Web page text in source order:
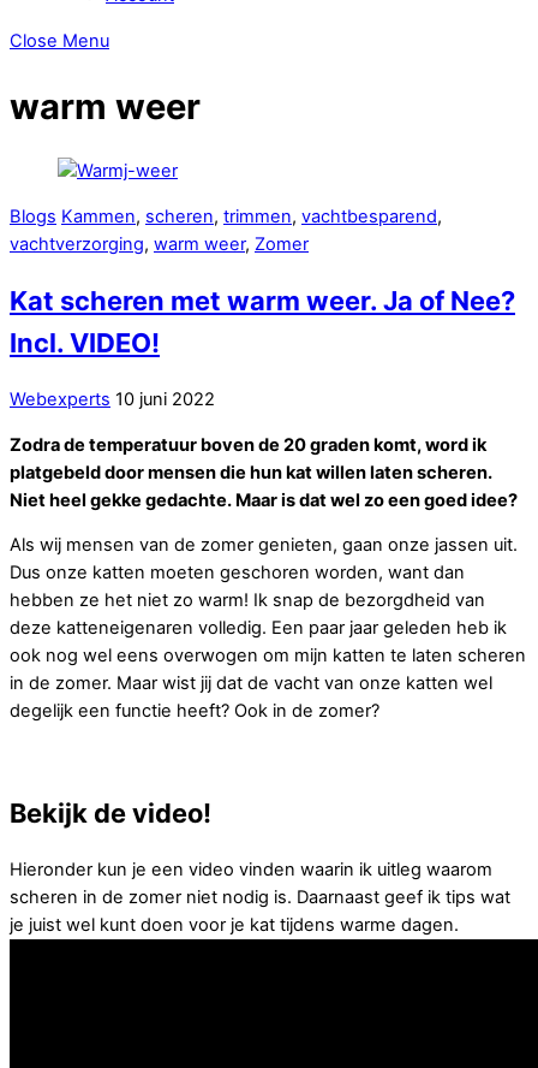
Close Menu
warm weer
Blogs Kammen, scheren, trimmen, vachtbesparend,
vachtverzorging, warm weer, Zomer
Kat scheren met warm weer. Ja of Nee?
Incl. VIDEO!
Webexperts 10 juni 2022
Zodra de temperatuur boven de 20 graden komt, word ik
platgebeld door mensen die hun kat willen laten scheren.
Niet heel gekke gedachte. Maar is dat wel zo een goed idee?
Als wij mensen van de zomer genieten, gaan onze jassen uit.
Dus onze katten moeten geschoren worden, want dan
hebben ze het niet zo warm! Ik snap de bezorgdheid van
deze katteneigenaren volledig. Een paar jaar geleden heb ik
ook nog wel eens overwogen om mijn katten te laten scheren
in de zomer. Maar wist jij dat de vacht van onze katten wel
degelijk een functie heeft? Ook in de zomer?
Bekijk de video!
Hieronder kun je een video vinden waarin ik uitleg waarom
scheren in de zomer niet nodig is. Daarnaast geef ik tips wat
je juist wel kunt doen voor je kat tijdens warme dagen.